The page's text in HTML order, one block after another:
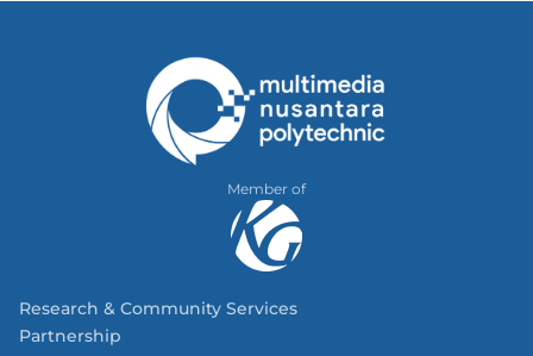
Member of
Research & Community Services
Partnership